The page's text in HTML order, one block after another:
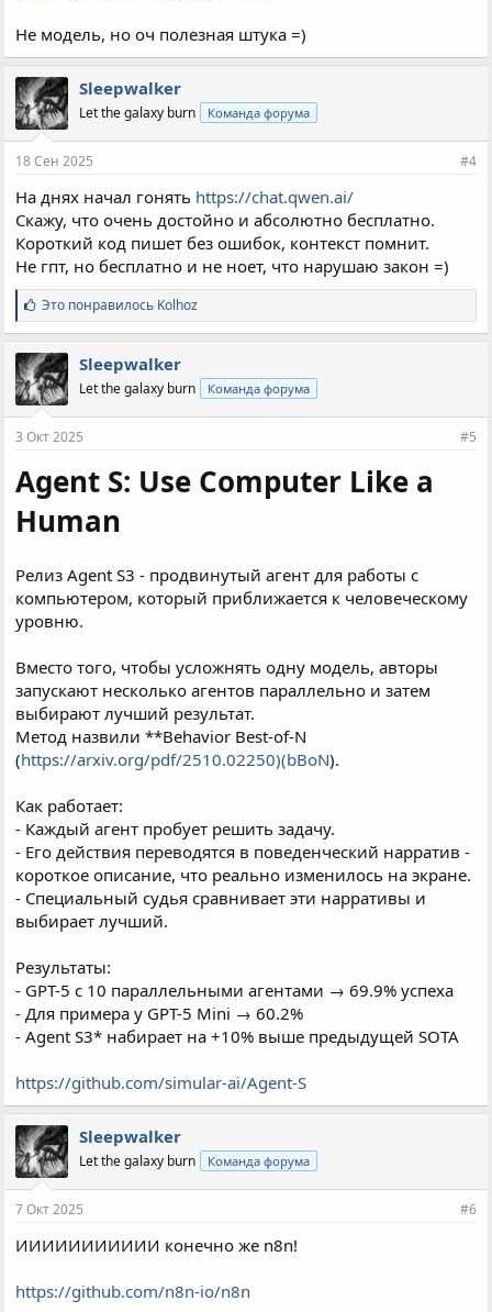
Не модель, но оч полезная штука =)
Sleepwalker
Let the galaxy burn Команда форума
18 Сен 2025 #4
На днях начал гонять https://chat.qwen.ai/
Скажу, что очень достойно и абсолютно бесплатно.
Короткий код пишет без ошибок, контекст помнит.
Не гпт, но бесплатно и не ноет, что нарушаю закон =)
С
и
м
п
а
т
и
:
Это понравилось Kolhoz
Sleepwalker
Let the galaxy burn Команда форума
3 Окт 2025 #5
Agent S: Use Computer Like a
Human
Релиз Agent S3 - продвинутый агент для работы с
компьютером, который приближается к человеческому
уровню.
Вместо того, чтобы усложнять одну модель, авторы
запускают несколько агентов параллельно и затем
выбирают лучший результат.
Метод назвили **Behavior Best-of-N
(https://arxiv.org/pdf/2510.02250)(bBoN).
Как работает:
- Каждый агент пробует решить задачу.
- Его действия переводятся в поведенческий нарратив -
короткое описание, что реально изменилось на экране.
- Специальный судья сравнивает эти нарративы и
выбирает лучший.
Результаты:
- GPT-5 с 10 параллельными агентами → 69.9% успеха
- Для примера у GPT-5 Mini → 60.2%
- Agent S3* набирает на +10% выше предыдущей SOTA
https://github.com/simular-ai/Agent-S
Sleepwalker
Let the galaxy burn Команда форума
7 Окт 2025 #6
ИИИИИИИИИИИ конечно же n8n!
https://github.com/n8n-io/n8n